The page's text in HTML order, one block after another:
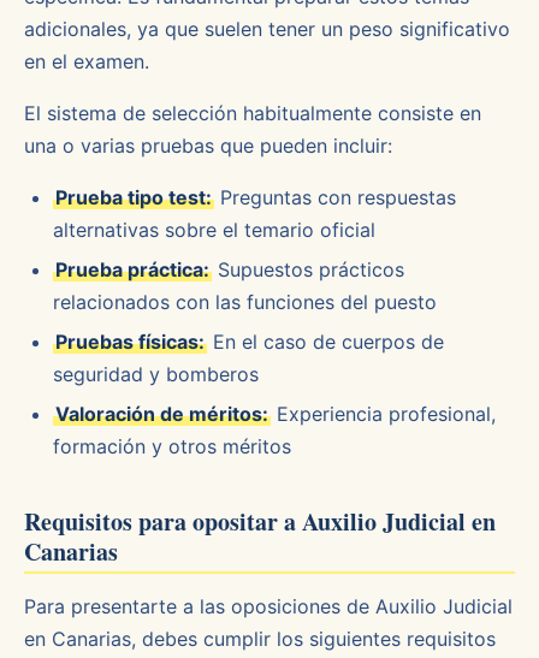
adicionales, ya que suelen tener un peso significativo
en el examen.
El sistema de selección habitualmente consiste en
una o varias pruebas que pueden incluir:
Prueba tipo test: Preguntas con respuestas
alternativas sobre el temario oficial
Prueba práctica: Supuestos prácticos
relacionados con las funciones del puesto
Pruebas físicas: En el caso de cuerpos de
seguridad y bomberos
Valoración de méritos: Experiencia profesional,
formación y otros méritos
Requisitos para opositar a Auxilio Judicial en
Canarias
Para presentarte a las oposiciones de Auxilio Judicial
en Canarias, debes cumplir los siguientes requisitos